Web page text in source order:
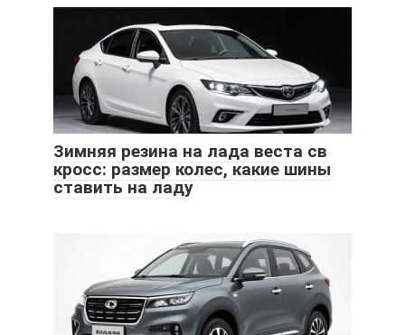
Зимняя резина на лада веста св
кросс: размер колес, какие шины
ставить на ладу